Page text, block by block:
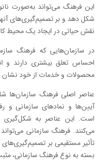
این فرهنگ می‌تواند به‌صورت
شکل دهد و بر تصمیم‌گیری‌های
نقش حیاتی در ایجاد یک محیط
در سازمان‌هایی که فرهنگ
احساس تعلق بیشتری دارند و
محصولات و خدمات از خود نشان
عناصر اصلی فرهنگ سازمان‌ها
آیین‌ها و نمادهای سازمانی و
است. این عناصر به
می‌کنند. فرهنگ سازمانی می‌تواند
تأثیر مستقیمی بر تصمیم‌گیری‌های
بسته به نوع فرهنگ سازمانی،